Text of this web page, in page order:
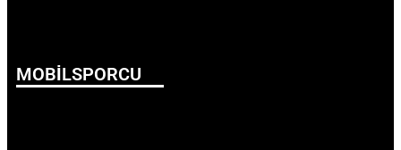
MOBİLSPORCU